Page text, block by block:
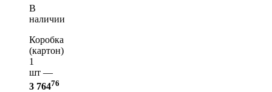
В
наличии
Коробка
(картон)
1
шт —
3 76476